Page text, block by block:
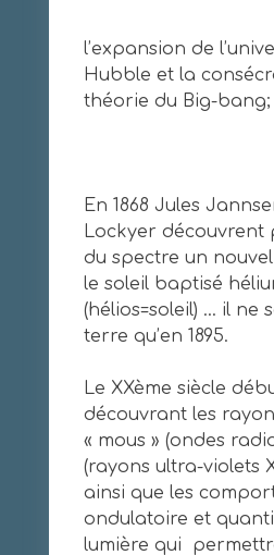
l’expansion de
Hubble et la
théorie du Big-bang;
En 1868 Jules
Lockyer découvrent
du spectre un
le soleil baptisé
(hélios=soleil) … il ne
terre qu’en 1895.
Le XXème siècle
découvrant les
« mous » (ondes
(rayons ultra-violets
ainsi que les
ondulatoire et
lumière qui